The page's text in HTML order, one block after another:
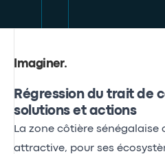
Imaginer.
Régression du trait de
solutions et actions
La zone côtière sénégalaise
attractive, pour ses